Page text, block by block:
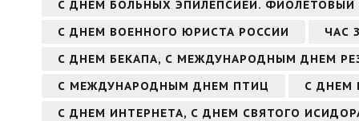
С ДНЕМ БОЛЬНЫХ ЭПИЛЕПСИЕЙ. ФИОЛЕТОВЫЙ
С ДНЕМ ВОЕННОГО ЮРИСТА РОССИИ
ЧАС
С ДНЕМ БЕКАПА, С МЕЖДУНАРОДНЫМ ДНЕМ
С МЕЖДУНАРОДНЫМ ДНЕМ ПТИЦ
С ДНЕМ
С ДНЕМ ИНТЕРНЕТА, С ДНЕМ СВЯТОГО